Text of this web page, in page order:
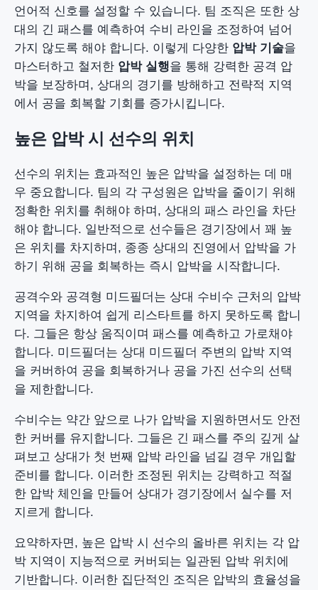
언어적 신호를 설정할 수 있습니다. 팀 조직은 또한 상
대의 긴 패스를 예측하여 수비 라인을 조정하여 넘어
가지 않도록 해야 합니다. 이렇게 다양한 압박 기술을
마스터하고 철저한 압박 실행을 통해 강력한 공격 압
박을 보장하며, 상대의 경기를 방해하고 전략적 지역
에서 공을 회복할 기회를 증가시킵니다.
높은 압박 시 선수의 위치
선수의 위치는 효과적인 높은 압박을 설정하는 데 매
우 중요합니다. 팀의 각 구성원은 압박을 줄이기 위해
정확한 위치를 취해야 하며, 상대의 패스 라인을 차단
해야 합니다. 일반적으로 선수들은 경기장에서 꽤 높
은 위치를 차지하며, 종종 상대의 진영에서 압박을 가
하기 위해 공을 회복하는 즉시 압박을 시작합니다.
공격수와 공격형 미드필더는 상대 수비수 근처의 압박
지역을 차지하여 쉽게 리스타트를 하지 못하도록 합니
다. 그들은 항상 움직이며 패스를 예측하고 가로채야
합니다. 미드필더는 상대 미드필더 주변의 압박 지역
을 커버하여 공을 회복하거나 공을 가진 선수의 선택
을 제한합니다.
수비수는 약간 앞으로 나가 압박을 지원하면서도 안전
한 커버를 유지합니다. 그들은 긴 패스를 주의 깊게 살
펴보고 상대가 첫 번째 압박 라인을 넘길 경우 개입할
준비를 합니다. 이러한 조정된 위치는 강력하고 적절
한 압박 체인을 만들어 상대가 경기장에서 실수를 저
지르게 합니다.
요약하자면, 높은 압박 시 선수의 올바른 위치는 각 압
박 지역이 지능적으로 커버되는 일관된 압박 위치에
기반합니다. 이러한 집단적인 조직은 압박의 효율성을